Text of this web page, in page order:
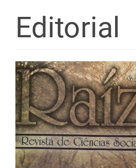
Editorial
Barra
lateral
de
artigos